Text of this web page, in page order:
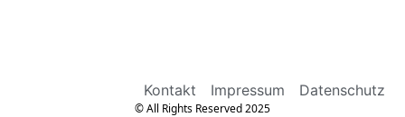
Kontakt Impressum Datenschutz
© All Rights Reserved 2025